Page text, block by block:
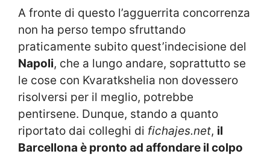
A fronte di questo l’agguerrita concorrenza
non ha perso tempo sfruttando
praticamente subito quest’indecisione del
Napoli, che a lungo andare, soprattutto se
le cose con Kvaratkshelia non dovessero
risolversi per il meglio, potrebbe
pentirsene. Dunque, stando a quanto
riportato dai colleghi di fichajes.net, il
Barcellona è pronto ad affondare il colpo